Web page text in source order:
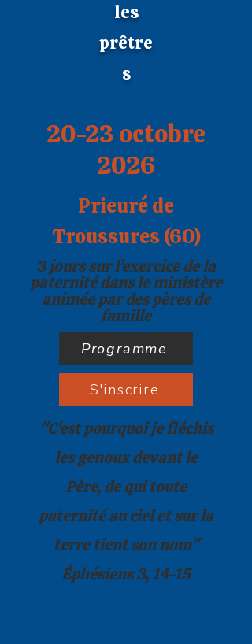
les
prêtre
s
20-23 octobre
2026
Prieuré de
Troussures (60)
3 jours sur l’exercice de la
paternité dans le ministère
animée par des pères de
famille
Programme
S'inscrire
"C'est pourquoi je fléchis
les genoux devant le
Père, de qui toute
paternité au ciel et sur la
terre tient son nom"
Éphésiens 3, 14-15